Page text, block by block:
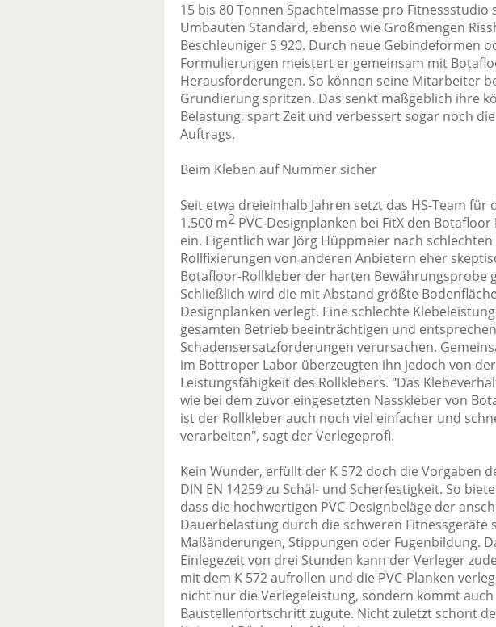
15 bis 80 Tonnen Spachtelmasse pro Fitnessstudio
Umbauten Standard, ebenso wie Großmengen
Beschleuniger S 920. Durch neue Gebindeformen
Formulierungen meistert er gemeinsam mit
Herausforderungen. So können seine Mitarbeiter
Grundierung spritzen. Das senkt maßgeblich ihre
Belastung, spart Zeit und verbessert sogar noch
Auftrags.
Beim Kleben auf Nummer sicher
Seit etwa dreieinhalb Jahren setzt das HS-Team für
1.500 m2 PVC-Designplanken bei FitX den Botafloor
ein. Eigentlich war Jörg Hüppmeier nach
Rollfixierungen von anderen Anbietern eher
Botafloor-Rollkleber der harten Bewährungsprobe
Schließlich wird die mit Abstand größte
Designplanken verlegt. Eine schlechte
gesamten Betrieb beeinträchtigen und
Schadensersatzforderungen verursachen.
im Bottroper Labor überzeugten ihn jedoch von
Leistungsfähigkeit des Rollklebers. "Das
wie bei dem zuvor eingesetzten Nasskleber von
ist der Rollkleber auch noch viel einfacher und
verarbeiten", sagt der Verlegeprofi.
Kein Wunder, erfüllt der K 572 doch die Vorgaben
DIN EN 14259 zu Schäl- und Scherfestigkeit. So
dass die hochwertigen PVC-Designbeläge der
Dauerbelastung durch die schweren Fitnessgeräte
Maßänderungen, Stippungen oder Fugenbildung.
Einlegezeit von drei Stunden kann der Verleger
mit dem K 572 aufrollen und die PVC-Planken
nicht nur die Verlegeleistung, sondern kommt
Baustellenfortschritt zugute. Nicht zuletzt schont